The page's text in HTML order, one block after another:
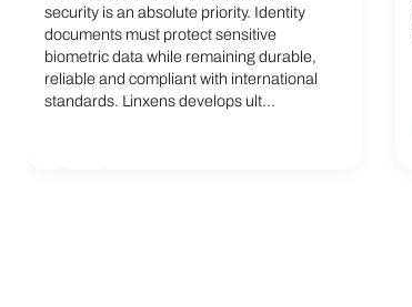
security is an absolute priority. Identity
documents must protect sensitive
biometric data while remaining durable,
reliable and compliant with international
standards. Linxens develops ult...